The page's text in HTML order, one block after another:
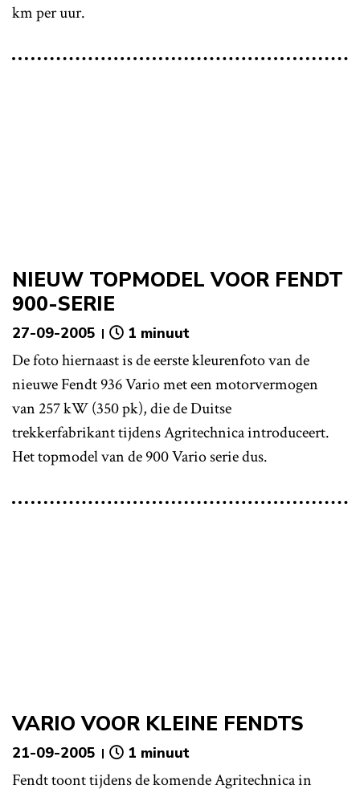
km per uur.
NIEUW TOPMODEL VOOR FENDT
900-SERIE
27-09-2005 1 minuut
De foto hiernaast is de eerste kleurenfoto van de
nieuwe Fendt 936 Vario met een motorvermogen
van 257 kW (350 pk), die de Duitse
trekkerfabrikant tijdens Agritechnica introduceert.
Het topmodel van de 900 Vario serie dus.
VARIO VOOR KLEINE FENDTS
21-09-2005 1 minuut
Fendt toont tijdens de komende Agritechnica in